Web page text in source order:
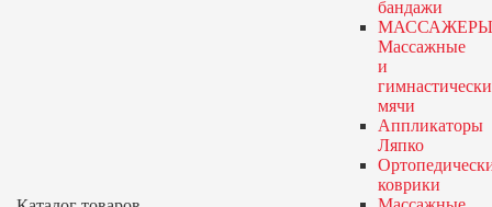
бандажи
Массажные
и
мячи
Аппликаторы
Ляпко
коврики